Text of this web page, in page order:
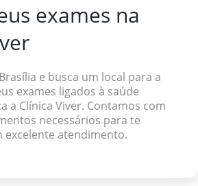
exames na
e busca um local para a
exames ligados à saúde
a Clínica Viver. Contamos com
necessários para te
atendimento.